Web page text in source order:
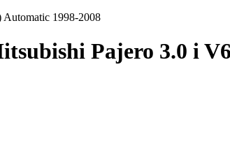
1998-2008
Pajero 3.0 i